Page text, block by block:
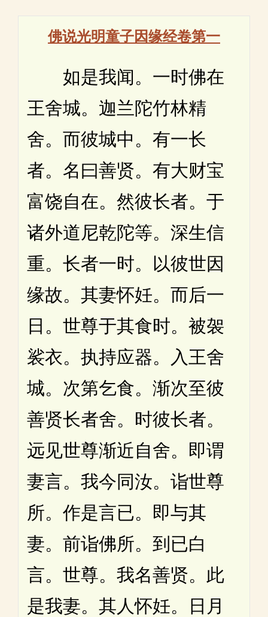
佛说光明童子因缘经卷第一
如是我闻。一时佛在
王舍城。迦兰陀竹林精
舍。而彼城中。有一长
者。名曰善贤。有大财宝
富饶自在。然彼长者。于
诸外道尼乾陀等。深生信
重。长者一时。以彼世因
缘故。其妻怀妊。而后一
日。世尊于其食时。被袈
裟衣。执持应器。入王舍
城。次第乞食。渐次至彼
善贤长者舍。时彼长者。
远见世尊渐近自舍。即谓
妻言。我今同汝。诣世尊
所。作是言已。即与其
妻。前诣佛所。到已白
言。世尊。我名善贤。此
是我妻。其人怀妊。日月